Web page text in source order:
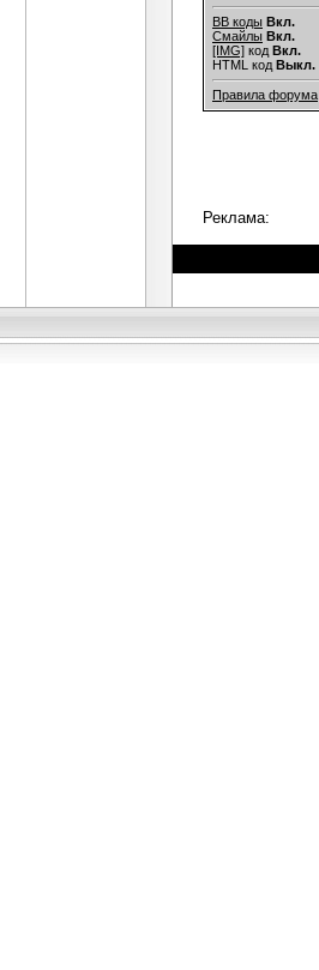
BB коды Вкл.
Смайлы Вкл.
[IMG] код Вкл.
HTML код Выкл.
Правила форума
Реклама: